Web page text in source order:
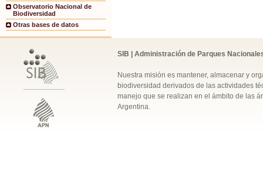
Observatorio Nacional de
Biodiversidad
Otras bases de datos
SIB | Administración de Parques
Nuestra misión es mantener, almacenar y
biodiversidad derivados de las actividades
manejo que se realizan en el ámbito de las
Argentina.